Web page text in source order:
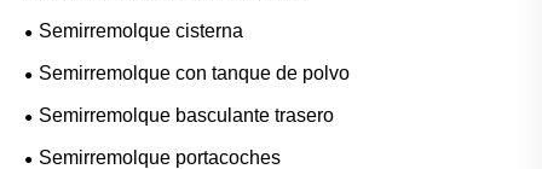
Semirremolque cisterna
Semirremolque con tanque de polvo
Semirremolque basculante trasero
Semirremolque portacoches